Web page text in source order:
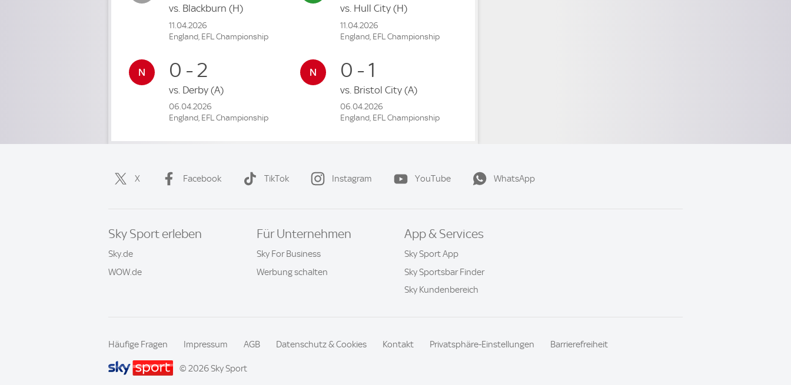
vs. Blackburn (H)
11.04.2026
England, EFL Championship
0 - 2
vs. Derby (A)
06.04.2026
England, EFL Championship
vs. Hull City (H)
11.04.2026
England, EFL Championship
0 - 1
vs. Bristol City (A)
06.04.2026
England, EFL Championship
X Facebook TikTok Instagram YouTube WhatsApp
Sky Sport erleben
Sky.de
WOW.de
Für Unternehmen
Sky For Business
Werbung schalten
App & Services
Sky Sport App
Sky Sportsbar Finder
Sky Kundenbereich
Häufige Fragen Impressum AGB Datenschutz & Cookies Kontakt Privatsphäre-Einstellungen Barrierefreiheit
© 2026 Sky Sport